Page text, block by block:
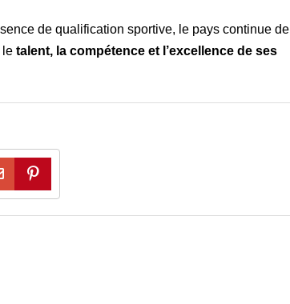
de qualification sportive, le pays continue de
le talent, la compétence et l’excellence de ses